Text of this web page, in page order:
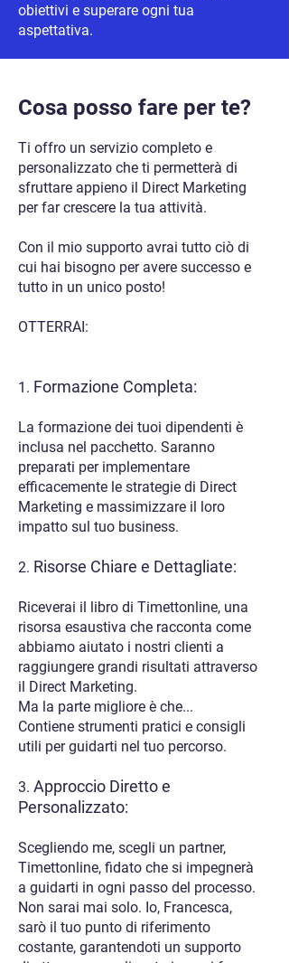
obiettivi e superare ogni tua
aspettativa.
Cosa posso fare per te?
Ti offro un servizio completo e
personalizzato che ti permetterà di
sfruttare appieno il Direct Marketing
per far crescere la tua attività.
Con il mio supporto avrai tutto ciò di
cui hai bisogno per avere successo e
tutto in un unico posto!
OTTERRAI:
1. Formazione Completa:
La formazione dei tuoi dipendenti è
inclusa nel pacchetto. Saranno
preparati per implementare
efficacemente le strategie di Direct
Marketing e massimizzare il loro
impatto sul tuo business.
2. Risorse Chiare e Dettagliate:
Riceverai il libro di Timettonline, una
risorsa esaustiva che racconta come
abbiamo aiutato i nostri clienti a
raggiungere grandi risultati attraverso
il Direct Marketing.
Ma la parte migliore è che...
Contiene strumenti pratici e consigli
utili per guidarti nel tuo percorso.
3. Approccio Diretto e
Personalizzato:
Scegliendo me, scegli un partner,
Timettonline, fidato che si impegnerà
a guidarti in ogni passo del processo.
Non sarai mai solo. Io, Francesca,
sarò il tuo punto di riferimento
costante, garantendoti un supporto